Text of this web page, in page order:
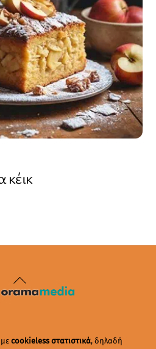
κέικ
Back
To
μεcookieless στατιστικά, δηλαδή